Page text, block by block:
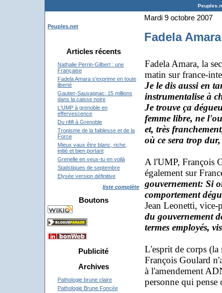
Peuples.net
Articles récents
Nathalie Perrin-Gilbert : une
Française
Fadela Amara s'exprime en toute
liberté
Gautier-Sauvagnac: 15 millions
dans la caisse noire
L'UMP à grenoble en
effervescence
Du rififi à Grenoble
Tropisme de la faiblesse et de la
Force
Mieux vaux être blanc, riche,
initié et bien portant
Grenelle en veux-tu en voilà
Statistiques de septembre
Elysée version définitive
liste complète
Boutons
Publicité
Archives
Pathologie brune claire
Pathologie Brune Foncée
Mardi 9 octobre 2007
Fadela
Fadela Amara, la
matin sur france-
Je le dis aussi en
instrumentalise à
Je trouve ça
femme libre, ne
et, très
où ce sera trop
A l'UMP, François
également sur
gouvernement: Si
comportement
Jean Leonetti,
du gouvernement
termes employés,
L'esprit de corps (la
François Goulard
à l'amendement
personne qui